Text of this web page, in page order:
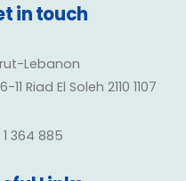
in touch
Lebanon
11 Riad El Soleh 2110 1107
1 364 885